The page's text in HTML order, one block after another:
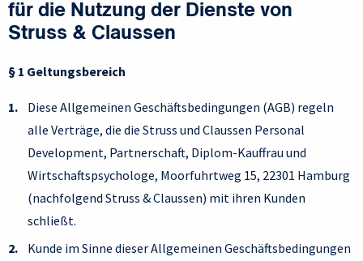
für die Nutzung der Dienste von
Struss & Claussen
§ 1 Geltungsbereich
Diese Allgemeinen Geschäftsbedingungen (AGB) regeln
alle Verträge, die die Struss und Claussen Personal
Development, Partnerschaft, Diplom-Kauffrau und
Wirtschaftspsychologe, Moorfuhrtweg 15, 22301 Hamburg
(nachfolgend Struss & Claussen) mit ihren Kunden
schließt.
Kunde im Sinne dieser Allgemeinen Geschäftsbedingungen